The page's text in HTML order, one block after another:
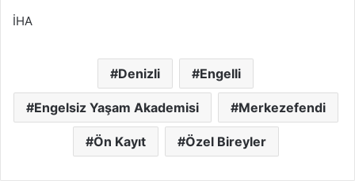
İHA
Denizli Engelli
Engelsiz Yaşam Akademisi Merkezefendi
Ön Kayıt Özel Bireyler